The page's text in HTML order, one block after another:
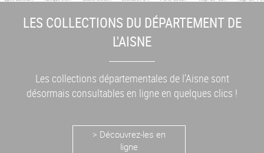
LES COLLECTIONS DU DÉPARTEMENT DE
L'AISNE
Les collections départementales de l’Aisne sont
désormais consultables en ligne en quelques clics !
> Découvrez-les en
ligne